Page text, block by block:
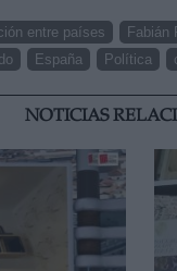
entre países Fabián
España Política
NOTICIAS